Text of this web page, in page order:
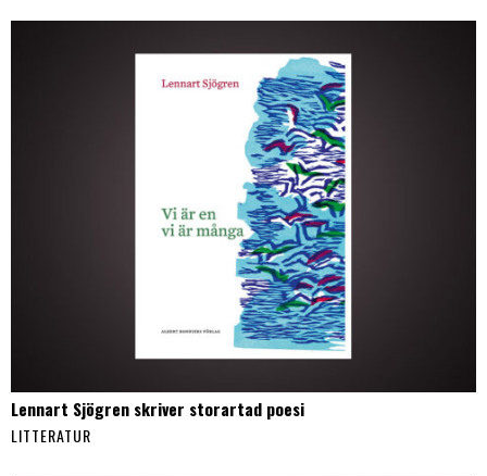
Lennart Sjögren skriver storartad poesi
LITTERATUR